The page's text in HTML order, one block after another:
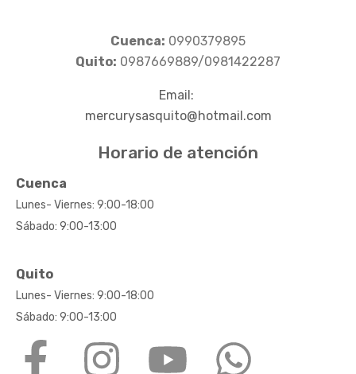
Cuenca: 0990379895
Quito: 0987669889/0981422287
Email:
mercurysasquito@hotmail.com
Horario de atención
Cuenca
Lunes- Viernes: 9:00-18:00
Sábado: 9:00-13:00
Quito
Lunes- Viernes: 9:00-18:00
Sábado: 9:00-13:00